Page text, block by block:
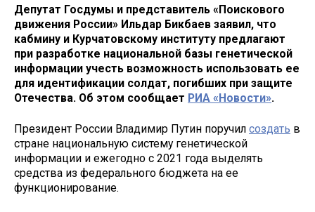
Депутат Госдумы и представитель «Поискового
движения России» Ильдар Бикбаев заявил, что
кабмину и Курчатовскому институту предлагают
при разработке национальной базы генетической
информации учесть возможность использовать ее
для идентификации солдат, погибших при защите
Отечества. Об этом сообщает РИА «Новости».
Президент России Владимир Путин поручил создать в
стране национальную систему генетической
информации и ежегодно с 2021 года выделять
средства из федерального бюджета на ее
функционирование.